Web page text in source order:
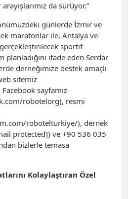
da sürüyor.”
günlerde İzmir ve
maratonlar ile, Antalya ve
sportif
planladığını ifade eden Serdar
derneğimize destek amaçlı
sitemiz
sayfamız
robotelorg), resmi
robotelturkiye/), dernek
protected]) ve +90 536 035
bizlerle temasa
Kolaylaştıran Özel